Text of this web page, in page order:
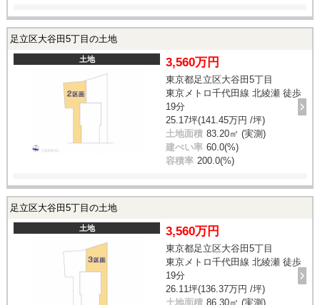
足立区大谷田5丁目の土地
土地 3,560万円
東京都足立区大谷田5丁目
東京メトロ千代田線 北綾瀬 徒歩
19分
25.17坪(141.45万円 /坪)
土地面積 83.20㎡ (実測)
建ぺい率 60.0(%)
容積率 200.0(%)
足立区大谷田5丁目の土地
土地 3,560万円
東京都足立区大谷田5丁目
東京メトロ千代田線 北綾瀬 徒歩
19分
26.11坪(136.37万円 /坪)
土地面積 86.30㎡ (実測)